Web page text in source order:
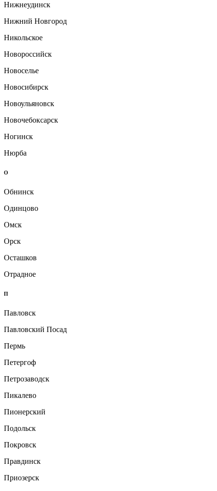
Нижнеудинск
Нижний Новгород
Никольское
Новороссийск
Новоселье
Новосибирск
Новоульяновск
Новочебоксарск
Ногинск
Нюрба
О
Обнинск
Одинцово
Омск
Орск
Осташков
Отрадное
П
Павловск
Павловский Посад
Пермь
Петергоф
Петрозаводск
Пикалево
Пионерский
Подольск
Покровск
Правдинск
Приозерск